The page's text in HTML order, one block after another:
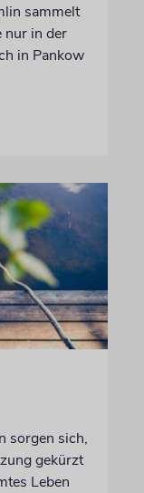
sammelt
nur in der
in Pankow
sorgen sich,
gekürzt
Leben